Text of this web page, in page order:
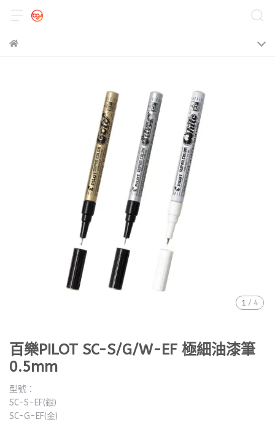
1 / 4
百樂PILOT SC-S/G/W-EF 極細油漆筆
0.5mm
型號：
SC-S-EF(銀)
SC-G-EF(金)